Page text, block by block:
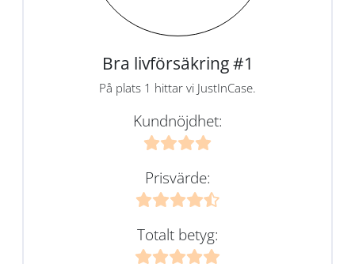
Bra livförsäkring #1
På plats 1 hittar vi JustInCase.
Kundnöjdhet:
Prisvärde:
Totalt betyg: